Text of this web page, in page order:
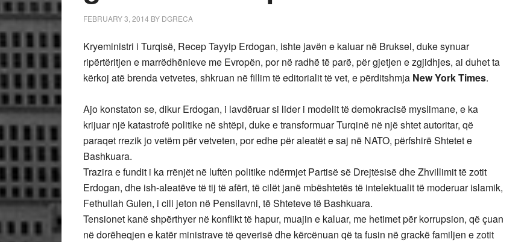
FEBRUARY 3, 2014 BY DGRECA
Kryeministri i Turqisë, Recep Tayyip Erdogan, ishte javën e kaluar në Bruksel, duke synuar
ripërtëritjen e marrëdhënieve me Evropën, por në radhë të parë, për gjetjen e zgjidhjes, ai duhet ta
kërkoj atë brenda vetvetes, shkruan në fillim të editorialit të vet, e përditshmja New York Times.
Ajo konstaton se, dikur Erdogan, i lavdëruar si lider i modelit të demokracisë myslimane, e ka
krijuar një katastrofë politike në shtëpi, duke e transformuar Turqinë në një shtet autoritar, që
paraqet rrezik jo vetëm për vetveten, por edhe për aleatët e saj në NATO, përfshirë Shtetet e
Bashkuara.
Trazira e fundit i ka rrënjët në luftën politike ndërmjet Partisë së Drejtësisë dhe Zhvillimit të zotit
Erdogan, dhe ish-aleatëve të tij të afërt, të cilët janë mbështetës të intelektualit të moderuar islamik,
Fethullah Gulen, i cili jeton në Pensilavni, të Shteteve të Bashkuara.
Tensionet kanë shpërthyer në konflikt të hapur, muajin e kaluar, me hetimet për korrupsion, që çuan
në dorëheqjen e katër ministrave të qeverisë dhe kërcënuan që ta fusin në grackë familjen e zotit